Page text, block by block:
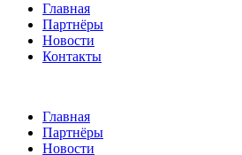
Главная
Партнёры
Новости
Контакты
Главная
Партнёры
Новости